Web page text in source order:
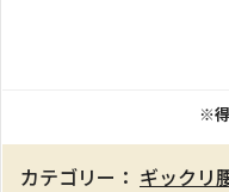
※
カテゴリー： ギックリ